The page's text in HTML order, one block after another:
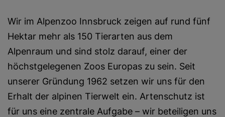
Wir im Alpenzoo Innsbruck zeigen auf rund fünf
Hektar mehr als 150 Tierarten aus dem
Alpenraum und sind stolz darauf, einer der
höchstgelegenen Zoos Europas zu sein. Seit
unserer Gründung 1962 setzen wir uns für den
Erhalt der alpinen Tierwelt ein. Artenschutz ist
für uns eine zentrale Aufgabe – wir beteiligen uns